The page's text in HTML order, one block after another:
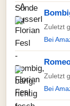
Zuletzt
Bei
Zuletzt
Bei